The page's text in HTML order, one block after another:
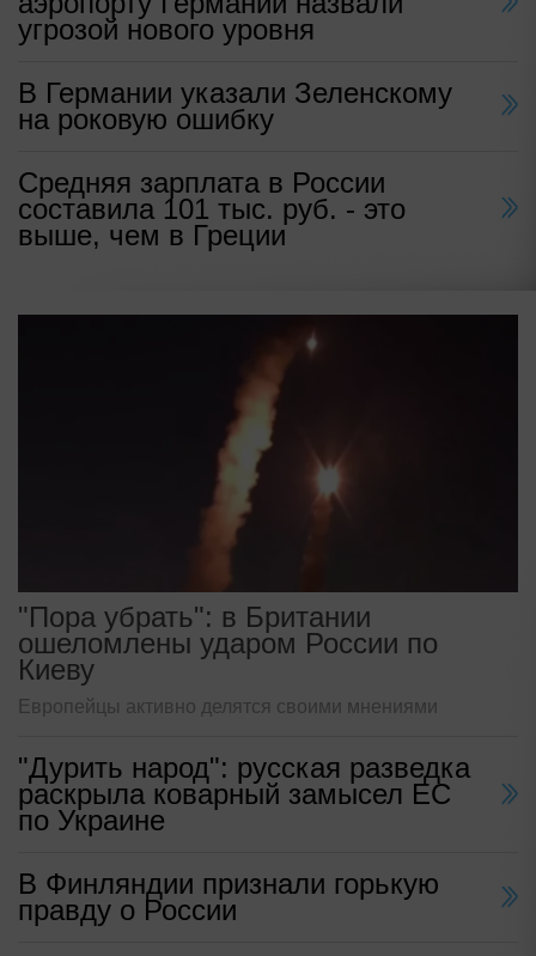
угрозой нового уровня
В Германии указали Зеленскому
на роковую ошибку
Средняя зарплата в России
составила 101 тыс. руб. - это
выше, чем в Греции
"Пора убрать": в Британии
ошеломлены ударом России по
Киеву
Европейцы активно делятся своими мнениями
"Дурить народ": русская разведка
раскрыла коварный замысел ЕС
по Украине
В Финляндии признали горькую
правду о России